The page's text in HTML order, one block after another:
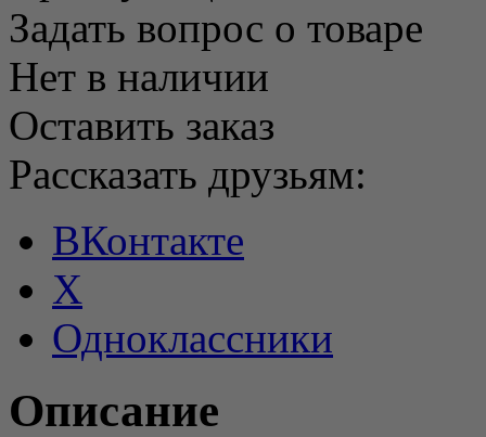
Задать вопрос о товаре
Нет в наличии
Оставить заказ
Рассказать друзьям:
ВКонтакте
X
Одноклассники
Описание